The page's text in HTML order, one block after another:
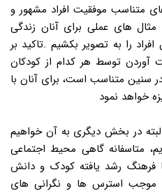
متناسب موفقیت افراد مشهور و
مثال های عملی برای آنان زندگی
را به تصویر بکشیم .تاکید بر
آوردن توسط هر کدام از کودکان
سنین متناسب است، برای آنان با
خواهد نمود
در بخش دیگری به آن خواهیم
متاسفانه گاهی محیط اجتماعی
رشد یافته کودک و دانش
موجب استرس ها و نگرانی های